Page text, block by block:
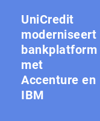
UniCredit
moderniseert
bankplatform
met
Accenture en
IBM